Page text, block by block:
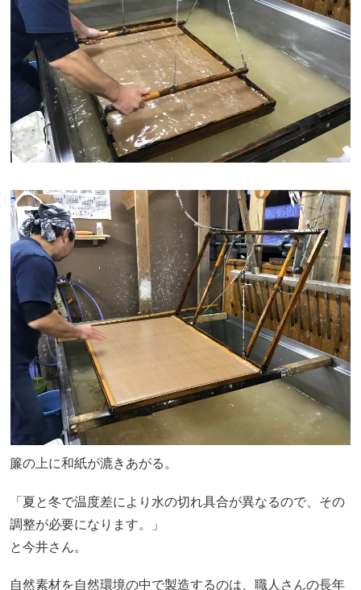
簾の上に和紙が漉きあがる。
「夏と冬で温度差により水の切れ具合が異なるので、その
調整が必要になります。」
と今井さん。
自然素材を自然環境の中で製造するのは、職人さんの長年